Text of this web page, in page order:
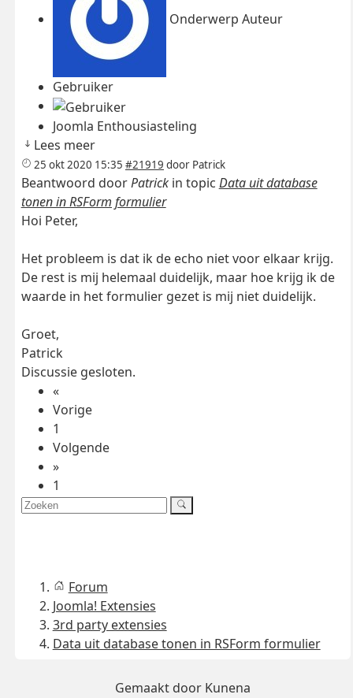
Onderwerp Auteur
Gebruiker
Joomla Enthousiasteling
Lees meer
25 okt 2020 15:35 #21919 door Patrick
Beantwoord doorPatrickin topic Data uit database
tonen in RSForm formulier
Hoi Peter,
Het probleem is dat ik de echo niet voor elkaar krijg.
De rest is mij helemaal duidelijk, maar hoe krijg ik de
waarde in het formulier gezet is mij niet duidelijk.
Groet,
Patrick
Discussie gesloten.
«
Vorige
1
Volgende
»
1
Forum
Joomla! Extensies
3rd party extensies
Data uit database tonen in RSForm formulier
Gemaakt door Kunena